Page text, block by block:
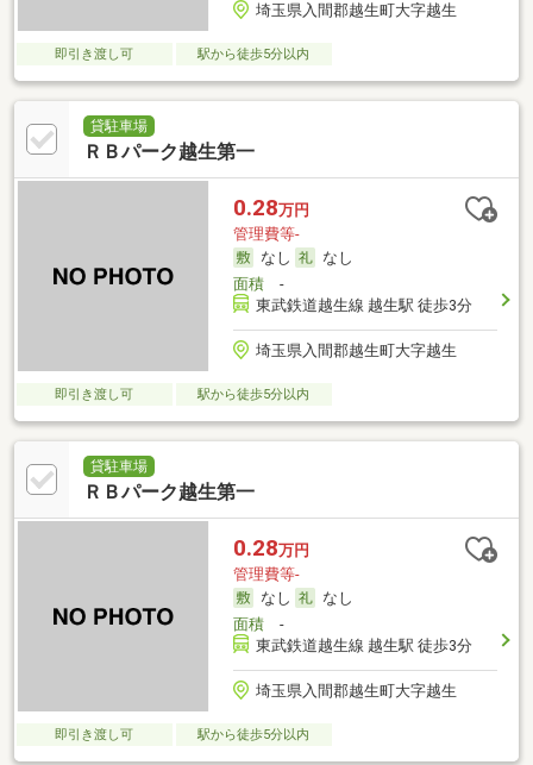
埼玉県入間郡越生町大字越生
即引き渡し可 駅から徒歩5分以内
貸駐車場
ＲＢパーク越生第一
0.28万円
管理費等-
なし
なし
面積-
東武鉄道越生線 越生駅 徒歩3分
埼玉県入間郡越生町大字越生
即引き渡し可 駅から徒歩5分以内
貸駐車場
ＲＢパーク越生第一
0.28万円
管理費等-
なし
なし
面積-
東武鉄道越生線 越生駅 徒歩3分
埼玉県入間郡越生町大字越生
即引き渡し可 駅から徒歩5分以内